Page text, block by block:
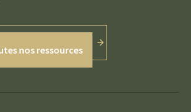
nos ressources